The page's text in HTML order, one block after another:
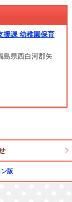
援課 幼稚園保育
県西白河郡矢
版